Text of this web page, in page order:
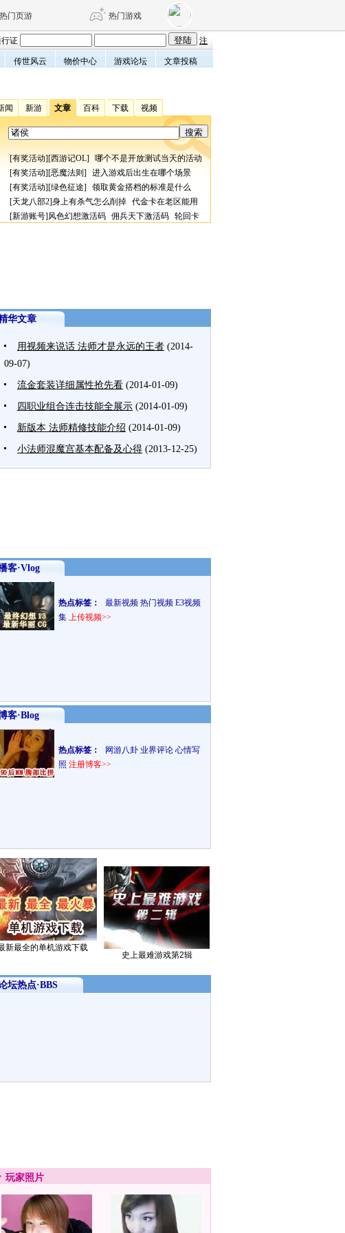
热门页游 热门游戏
王权与自由 诛仙世界 仙剑世界
证
注
传世风云 物价中心 游戏论坛 文章投稿
闻 新游 文章 百科 下载 视频
[有奖活动][西游记OL] 哪个不是开放测试当天的活动
[有奖活动][恶魔法则] 进入游戏后出生在哪个场景
[有奖活动][绿色征途] 领取黄金搭档的标准是什么
[天龙八部2]身上有杀气怎么削掉 代金卡在老区能用
[新游账号]风色幻想激活码 佣兵天下激活码 轮回卡
华文章
用视频来说话 法师才是永远的王者 (2014-
09-07)
流金套装详细属性抢先看 (2014-01-09)
四职业组合连击技能全展示 (2014-01-09)
新版本 法师精修技能介绍 (2014-01-09)
小法师混魔宫基本配备及心得 (2013-12-25)
客·Vlog
热点标签： 最新视频 热门视频 E3视频
集 上传视频>>
客·Blog
热点标签： 网游八卦 业界评论 心情写
照 注册博客>>
新最全的单机游戏下载
史上最难游戏第2辑
坛热点·BBS
玩家照片